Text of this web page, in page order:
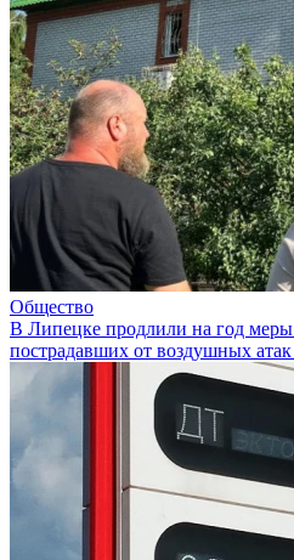
Общество
В Липецке продлили на год
пострадавших от воздушных